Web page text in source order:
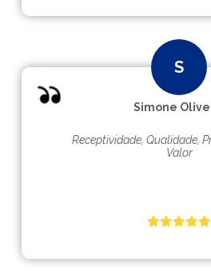
Simone
Receptividade, Qualidade,
Valor